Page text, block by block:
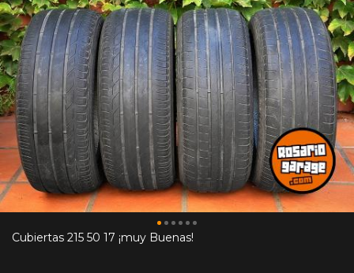
Cubiertas 215 50 17 ¡muy Buenas!